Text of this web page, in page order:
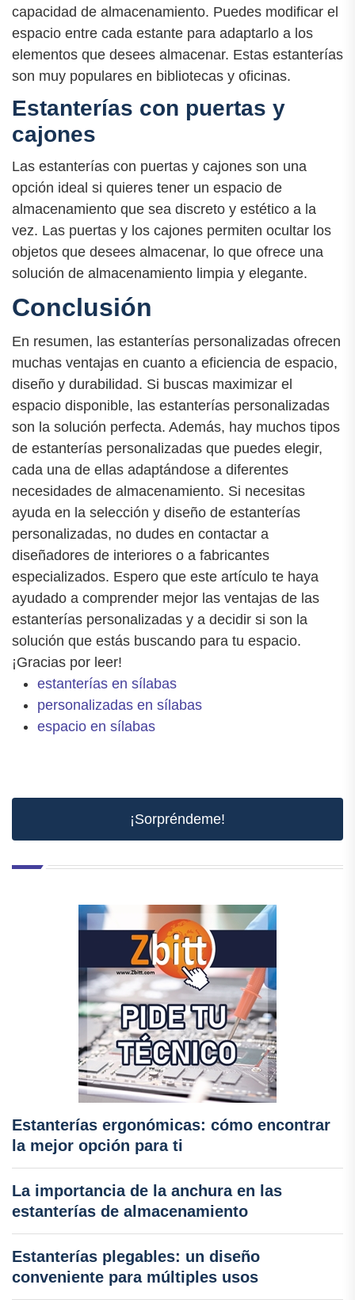
capacidad de almacenamiento. Puedes modificar el
espacio entre cada estante para adaptarlo a los
elementos que desees almacenar. Estas estanterías
son muy populares en bibliotecas y oficinas.
Estanterías con puertas y
cajones
Las estanterías con puertas y cajones son una
opción ideal si quieres tener un espacio de
almacenamiento que sea discreto y estético a la
vez. Las puertas y los cajones permiten ocultar los
objetos que desees almacenar, lo que ofrece una
solución de almacenamiento limpia y elegante.
Conclusión
En resumen, las estanterías personalizadas ofrecen
muchas ventajas en cuanto a eficiencia de espacio,
diseño y durabilidad. Si buscas maximizar el
espacio disponible, las estanterías personalizadas
son la solución perfecta. Además, hay muchos tipos
de estanterías personalizadas que puedes elegir,
cada una de ellas adaptándose a diferentes
necesidades de almacenamiento. Si necesitas
ayuda en la selección y diseño de estanterías
personalizadas, no dudes en contactar a
diseñadores de interiores o a fabricantes
especializados. Espero que este artículo te haya
ayudado a comprender mejor las ventajas de las
estanterías personalizadas y a decidir si son la
solución que estás buscando para tu espacio.
¡Gracias por leer!
estanterías en sílabas
personalizadas en sílabas
espacio en sílabas
¡Sorpréndeme!
Estanterías ergonómicas: cómo encontrar
la mejor opción para ti
La importancia de la anchura en las
estanterías de almacenamiento
Estanterías plegables: un diseño
conveniente para múltiples usos